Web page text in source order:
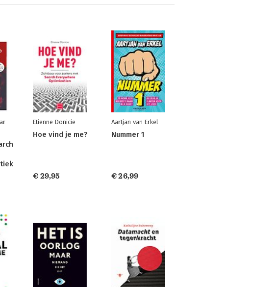
Etienne Donicie
Hoe vind je me?
€ 29,95
Aartjan van Erkel
Nummer 1
€ 26,99